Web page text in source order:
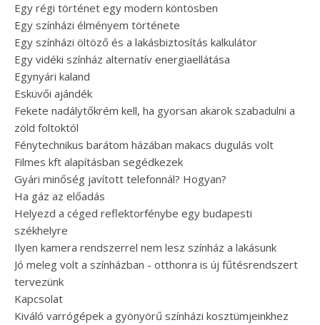
Egy régi történet egy modern köntösben
Egy színházi élményem története
Egy színházi öltöző és a lakásbiztosítás kalkulátor
Egy vidéki színház alternatív energiaellátása
Egynyári kaland
Esküvői ajándék
Fekete nadálytőkrém kell, ha gyorsan akarok szabadulni a
zöld foltoktól
Fénytechnikus barátom házában makacs dugulás volt
Filmes kft alapításban segédkezek
Gyári minőség javított telefonnál? Hogyan?
Ha gáz az előadás
Helyezd a céged reflektorfénybe egy budapesti
székhelyre
Ilyen kamera rendszerrel nem lesz színház a lakásunk
Jó meleg volt a színházban - otthonra is új fűtésrendszert
tervezünk
Kapcsolat
Kiváló varrógépek a gyönyörű színházi kosztümjeinkhez